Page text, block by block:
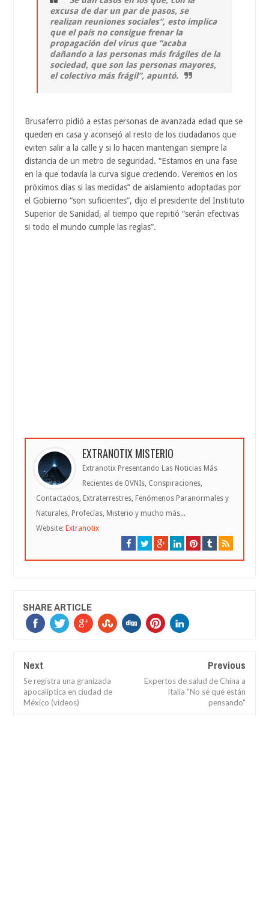
excusa de dar un par de pasos, se
realizan reuniones sociales”, esto implica
que el país no consigue frenar la
propagación del virus que “acaba
dañando a las personas más frágiles de la
sociedad, que son las personas mayores,
el colectivo más frágil”, apuntó.
Brusaferro pidió a estas personas de avanzada edad que se
queden en casa y aconsejó al resto de los ciudadanos que
eviten salir a la calle y si lo hacen mantengan siempre la
distancia de un metro de seguridad. “Estamos en una fase
en la que todavía la curva sigue creciendo. Veremos en los
próximos días si las medidas” de aislamiento adoptadas por
el Gobierno “son suficientes”, dijo el presidente del Instituto
Superior de Sanidad, al tiempo que repitió “serán efectivas
si todo el mundo cumple las reglas”.
EXTRANOTIX MISTERIO
Extranotix Presentando Las Noticias Más
Recientes de OVNIs, Conspiraciones,
Contactados, Extraterrestres, Fenómenos Paranormales y
Naturales, Profecías, Misterio y mucho más...
Website: Extranotix
SHARE ARTICLE
Next
Se registra una granizada
apocalíptica en ciudad de
México (vídeos)
Previous
Expertos de salud de China a
Italia "No sé qué están
pensando"